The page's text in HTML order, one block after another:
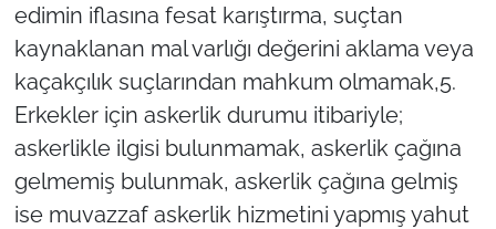
edimin iflasına fesat karıştırma, suçtan
kaynaklanan mal varlığı değerini aklama veya
kaçakçılık suçlarından mahkum olmamak,5.
Erkekler için askerlik durumu itibariyle;
askerlikle ilgisi bulunmamak, askerlik çağına
gelmemiş bulunmak, askerlik çağına gelmiş
ise muvazzaf askerlik hizmetini yapmış yahut